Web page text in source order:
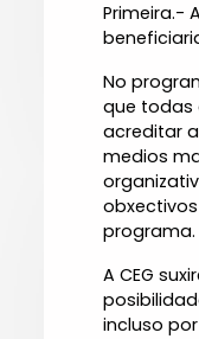
Primeira.-
No
que todas
acreditar
medios
programa.
A CEG
incluso